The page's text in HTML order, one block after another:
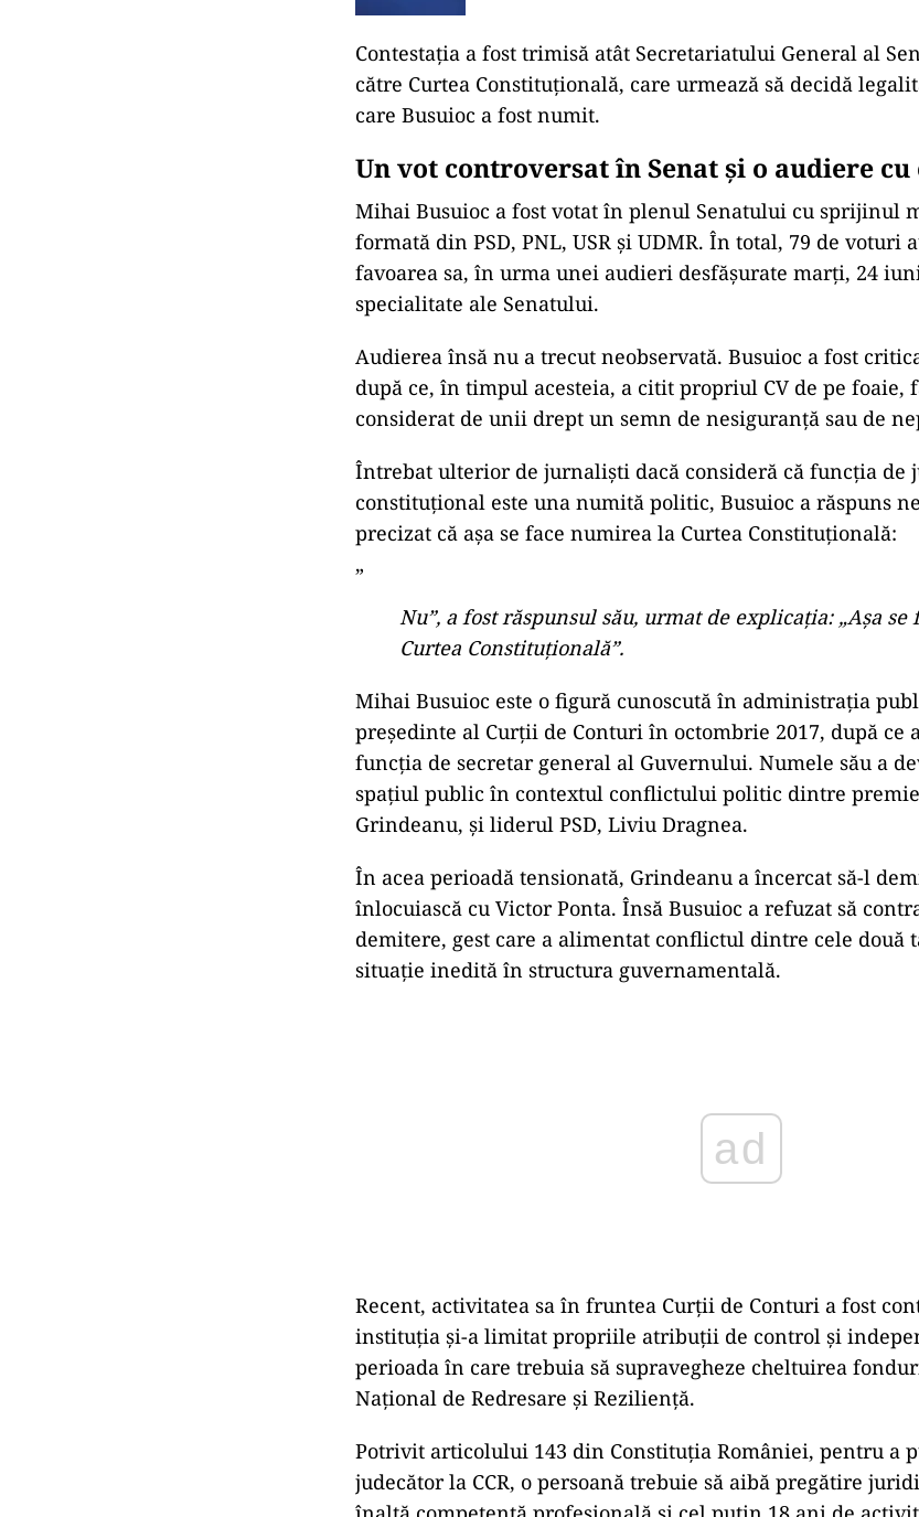
Contestația a fost trimisă atât Secretariatului General al
către Curtea Constituțională, care urmează să decidă
care Busuioc a fost numit.
Un vot controversat în Senat și o audiere cu
Mihai Busuioc a fost votat în plenul Senatului cu sprijinul
formată din PSD, PNL, USR și UDMR. În total, 79 de voturi
favoarea sa, în urma unei audieri desfășurate marți, 24
specialitate ale Senatului.
Audierea însă nu a trecut neobservată. Busuioc a fost
după ce, în timpul acesteia, a citit propriul CV de pe foaie,
considerat de unii drept un semn de nesiguranță sau de
Întrebat ulterior de jurnaliști dacă consideră că funcția de
constituțional este una numită politic, Busuioc a răspuns
precizat că așa se face numirea la Curtea Constituțională:
„
Nu”, a fost răspunsul său, urmat de explicația: „Așa
Curtea Constituțională”.
Mihai Busuioc este o figură cunoscută în administrația
președinte al Curții de Conturi în octombrie 2017, după ce
funcția de secretar general al Guvernului. Numele său a
spațiul public în contextul conflictului politic dintre
Grindeanu, și liderul PSD, Liviu Dragnea.
În acea perioadă tensionată, Grindeanu a încercat să-l
înlocuiască cu Victor Ponta. Însă Busuioc a refuzat să
demitere, gest care a alimentat conflictul dintre cele două
situație inedită în structura guvernamentală.
ad
Recent, activitatea sa în fruntea Curții de Conturi a fost
instituția și-a limitat propriile atribuții de control și
perioada în care trebuia să supravegheze cheltuirea
Național de Redresare și Reziliență.
Potrivit articolului 143 din Constituția României, pentru a
judecător la CCR, o persoană trebuie să aibă pregătire